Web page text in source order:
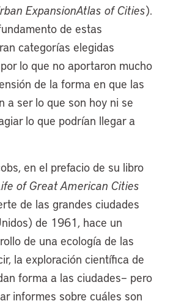
ExpansionAtlas of Cities).
de estas
categorías elegidas
lo que no aportaron mucho
de la forma en que las
a ser lo que son hoy ni se
lo que podrían llegar a
en el prefacio de su libro
of Great American Cities
de las grandes ciudades
de 1961, hace un
de una ecología de las
la exploración científica de
forma a las ciudades– pero
informes sobre cuáles son